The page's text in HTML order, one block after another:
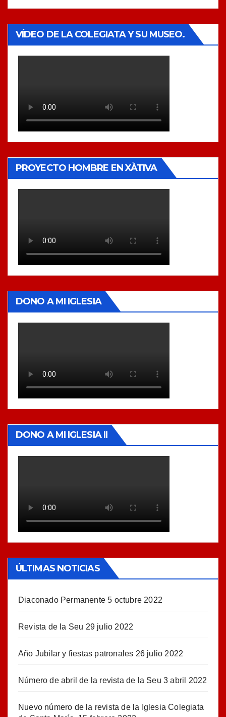
VÍDEO DE LA COLEGIATA Y SU MUSEO.
PROYECTO HOMBRE EN XÀTIVA
DONO A MI IGLESIA
DONO A MI IGLESIA II
ÚLTIMAS NOTICIAS
Diaconado Permanente 5 octubre 2022
Revista de la Seu 29 julio 2022
Año Jubilar y fiestas patronales 26 julio 2022
Número de abril de la revista de la Seu 3 abril 2022
Nuevo número de la revista de la Iglesia Colegiata